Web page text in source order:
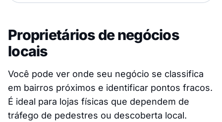
Proprietários de negócios
locais
Você pode ver onde seu negócio se classifica
em bairros próximos e identificar pontos fracos.
É ideal para lojas físicas que dependem de
tráfego de pedestres ou descoberta local.